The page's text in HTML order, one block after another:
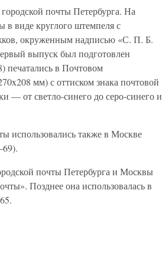
почты Петербурга. На
в виде круглого штемпеля с
окруженным надписью «С. П. Б.
выпуск был подготовлен
в Почтовом
мм) с оттиском знака почтовой
— от светло-синего до серо-синего и
использовались также в Москве
почты Петербурга и Москвы
Позднее она использовалась в